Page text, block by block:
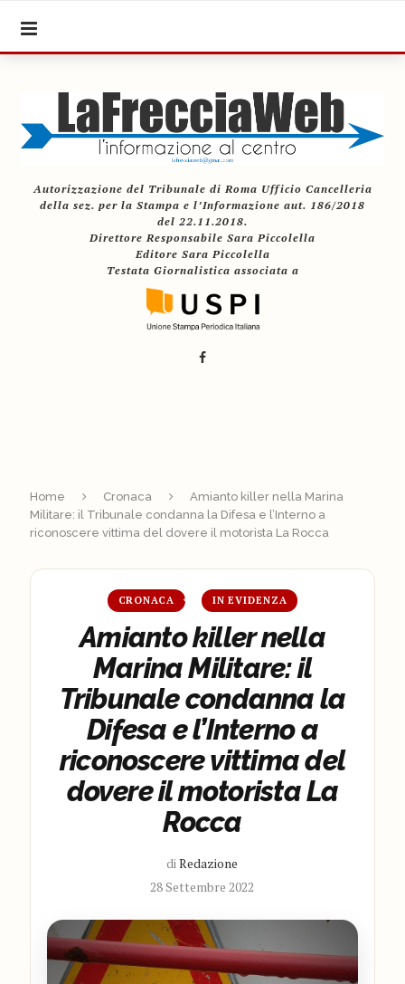
Autorizzazione del Tribunale di Roma Ufficio Cancelleria
della sez. per la Stampa e l’Informazione aut. 186/2018
del 22.11.2018.
Direttore Responsabile Sara Piccolella
Editore Sara Piccolella
Testata Giornalistica associata a
Home Cronaca
Amianto killer nella Marina
Militare: il Tribunale condanna la Difesa e l’Interno a
riconoscere vittima del dovere il motorista La Rocca
CRONACA IN EVIDENZA
Amianto killer nella
Marina Militare: il
Tribunale condanna la
Difesa e l’Interno a
riconoscere vittima del
dovere il motorista La
Rocca
diRedazione
28 Settembre 2022